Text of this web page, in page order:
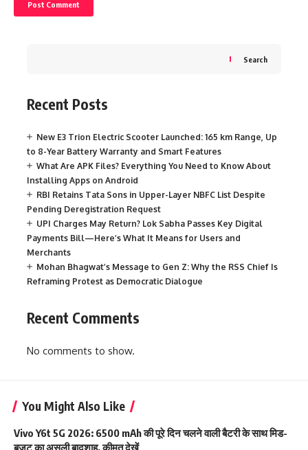
Search
Recent Posts
New E3 Trion Electric Scooter Launched: 165 km Range, Up
to 8-Year Battery Warranty and Smart Features
What Are APK Files? Everything You Need to Know About
Installing Apps on Android
RBI Retains Tata Sons in Upper-Layer NBFC List Despite
Pending Deregistration Request
UPI Charges May Return? Lok Sabha Passes Key Digital
Payments Bill—Here’s What It Means for Users and
Merchants
Mohan Bhagwat’s Message to Gen Z: Why the RSS Chief Is
Reframing Protest as Democratic Dialogue
Recent Comments
No comments to show.
You Might Also Like
Vivo Y6t 5G 2026: 6500 mAh की पूरे दिन चलने वाली बैटरी के साथ मिड-
बजट का असली बादशाह, कीमत देखें